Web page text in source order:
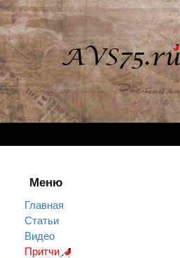
Меню
Главная
Статьи
Видео
Притчи